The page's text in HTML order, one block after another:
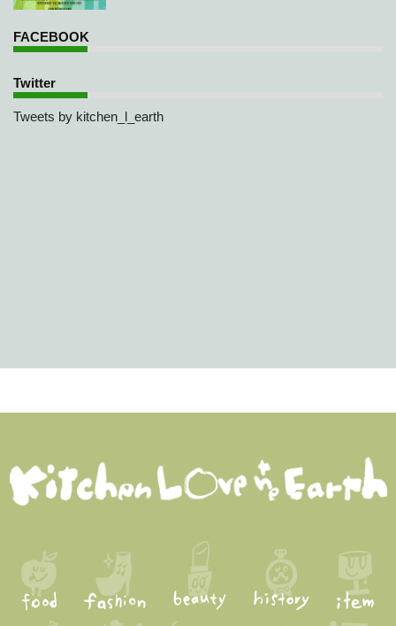
FACEBOOK
Twitter
Tweets by kitchen_l_earth